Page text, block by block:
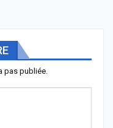
pas publiée.